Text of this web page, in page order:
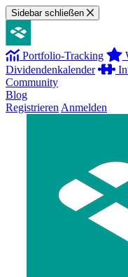
Sidebar schließen
Portfolio-Tracking
Dividendenkalender
Community
Blog
Registrieren Anmelden